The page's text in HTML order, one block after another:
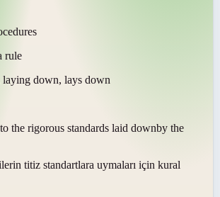
rule
down, lays down
the rigorous standards laid downby the
titiz standartlara uymaları için kural